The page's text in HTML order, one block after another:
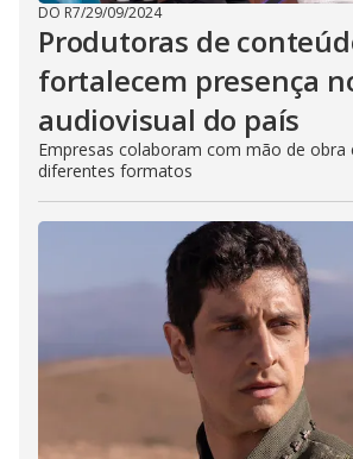
DO R7/29/09/2024
Produtoras de
fortalecem presença
audiovisual do país
Empresas colaboram com mão de obra
diferentes formatos